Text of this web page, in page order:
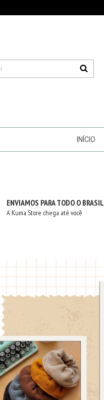
INÍCIO
ENVIAMOS PARA TODO O BRASIL
A Kuma Store chega até você